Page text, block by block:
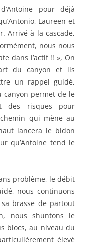
pour déjà
Laureen et
Arrivé à la cascade,
nous nous
dans l’actif !! », On
du canyon et ils
un rappel guidé,
canyon permet de le
des risques pour
qui mène au
lancera le bidon
qu’Antoine tend le
problème, le débit
nous continuons
brasse de partout
nous shuntons le
blocs, au niveau du
élevé